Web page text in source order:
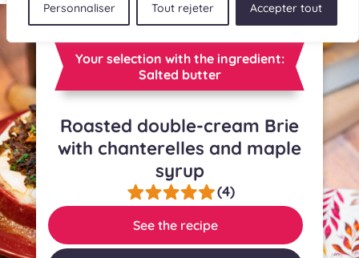
Personnaliser Tout rejeter Accepter tout
RECIPES
INGREDIENTS
CULINARY READINGS
SUBMIT A RECIPE
SHOP
Your selection with the ingredient:
Salted butter
Roasted double-cream Brie
with chanterelles and maple
syrup
(4)
See the recipe